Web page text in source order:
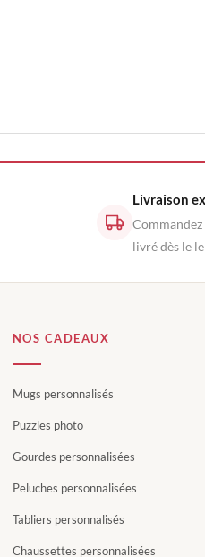
Livraison
Commandez
livré dès le
NOS CADEAUX
Mugs personnalisés
Puzzles photo
Gourdes personnalisées
Peluches personnalisées
Tabliers personnalisés
Chaussettes personnalisées